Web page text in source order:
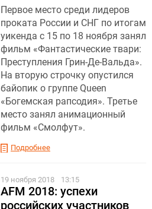
Первое место среди лидеров
проката России и СНГ по итогам
уикенда с 15 по 18 ноября занял
фильм «Фантастические твари:
Преступления Грин-Де-Вальда».
На вторую строчку опустился
байопик о группе Queen
«Богемская рапсодия». Третье
место занял анимационный
фильм «Смолфут».
Подробнее
19 ноября 2018 13:15
AFM 2018: успехи
российских участников